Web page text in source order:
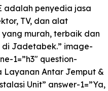
adalah penyedia jasa
TV, dan alat
murah, terbaik dan
Jadetabek.” image-
1=”h3″ question-
Layanan Antar Jemput &
Unit” answer-1=”Ya,